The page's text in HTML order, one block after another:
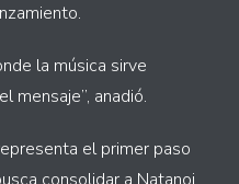
la música sirve
mensaje”, anadió.
el primer paso